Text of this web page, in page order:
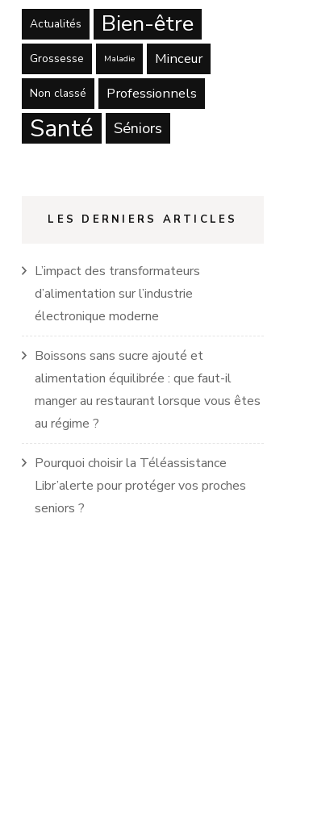
Actualités Bien-être
Grossesse Maladie Minceur
Non classé Professionnels
Santé Séniors
LES DERNIERS ARTICLES
L’impact des transformateurs
d’alimentation sur l’industrie
électronique moderne
Boissons sans sucre ajouté et
alimentation équilibrée : que faut-il
manger au restaurant lorsque vous êtes
au régime ?
Pourquoi choisir la Téléassistance
Libr’alerte pour protéger vos proches
seniors ?